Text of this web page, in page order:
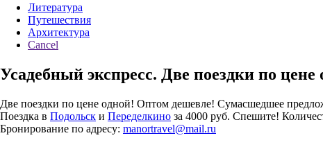
Литература
Путешествия
Архитектура
Cancel
Усадебный экспресс. Две поездки по цене
Две поездки по цене одной! Оптом дешевле! Сумасшедшее
Поездка в Подольск и Переделкино за 4000 руб. Спешите!
Бронирование по адресу: manortravel@mail.ru